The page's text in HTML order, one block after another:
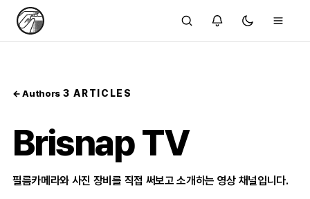
← Authors 3 ARTICLES
Brisnap TV
필름카메라와 사진 장비를 직접 써보고 소개하는 영상 채널입니다.